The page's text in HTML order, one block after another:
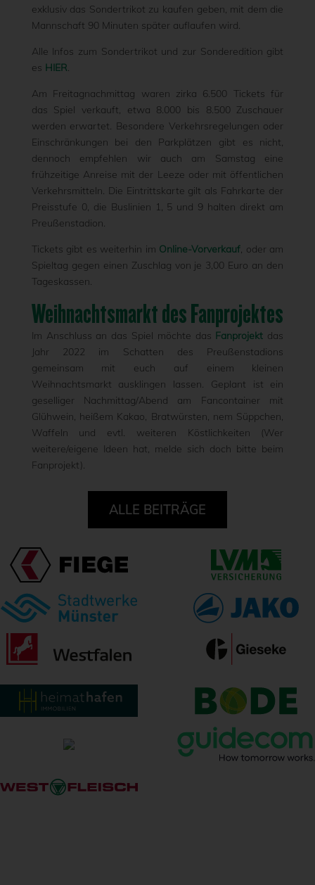
exklusiv das Sondertrikot zu kaufen geben, mit dem die
Mannschaft 90 Minuten später auflaufen wird.
Alle Infos zum Sondertrikot und zur Sonderedition gibt
es HIER
Am Freitagnachmittag waren zirka 6.500 Tickets für
das Spiel verkauft, etwa 8.000 bis 8.500 Zuschauer
werden erwartet. Besondere Verkehrsregelungen oder
Einschränkungen bei den Parkplätzen gibt es nicht,
dennoch empfehlen wir auch am Samstag eine
frühzeitige Anreise mit der Leeze oder mit öffentlichen
Verkehrsmitteln. Die Eintrittskarte gilt als Fahrkarte der
Preisstufe 0, die Buslinien 1, 5 und 9 halten direkt am
Preußenstadion.
Tickets gibt es weiterhin im Online-Vorverkauf , oder am
Spieltag gegen einen Zuschlag von je 3,00 Euro an den
Tageskassen.
Weihnachtsmarkt des Fanprojektes
Im Anschluss an das Spiel möchte das Fanprojekt das
Jahr 2022 im Schatten des Preußenstadions
gemeinsam mit euch auf einem kleinen
Weihnachtsmarkt ausklingen lassen. Geplant ist ein
geselliger Nachmittag/Abend am Fancontainer mit
Glühwein, heißem Kakao, Bratwürsten, nem Süppchen,
Waffeln und evtl. weiteren Köstlichkeiten (Wer
weitere/eigene Ideen hat, melde sich doch bitte beim
Fanprojekt).
ALLE BEITRÄGE